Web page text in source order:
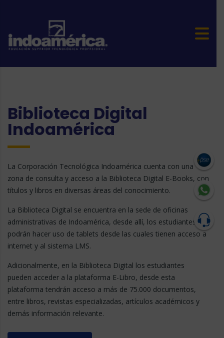
Biblioteca Digital
Indoamérica
La Corporación Tecnológica Indoamérica cuenta con una
zona de consulta y acceso a la Biblioteca Digital E-Books, con
títulos y libros en diversas áreas del conocimiento.
La Biblioteca Digital se encuentra en la sede de oficinas
administrativas de Indoamérica, desde allí, los estudiantes
podrán hacer uso de tablets desde las cuales tienen acceso a
internet y al sistema LMS.
Adicionalmente, en la Biblioteca Digital los estudiantes
pueden acceder a la plataforma E-Libro, desde esta
plataforma tendrán acceso a más de 75.000 documentos,
entre libros, revistas especializadas, artículos académicos y
demás información relevante.